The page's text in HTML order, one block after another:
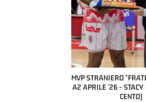
MVP "FRATELLI
DILAS B NAZIONALE
MARCO RESTELLI